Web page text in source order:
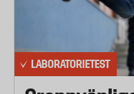
LABORATORIETEST